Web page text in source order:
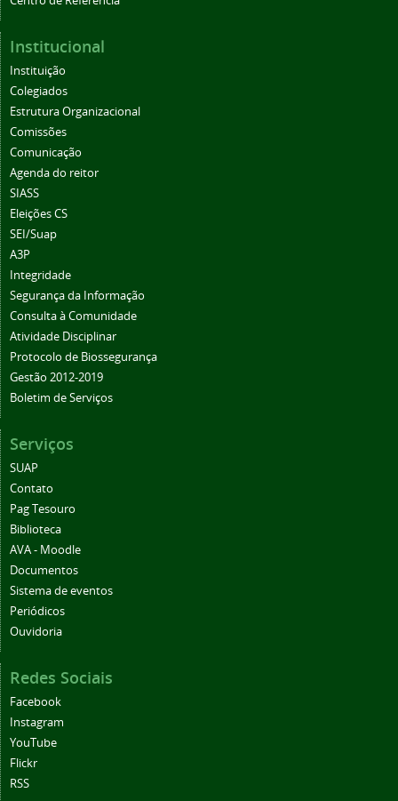
Institucional
Instituição
Colegiados
Estrutura Organizacional
Comissões
Comunicação
Agenda do reitor
SIASS
Eleições CS
SEI/Suap
A3P
Integridade
Segurança da Informação
Consulta à Comunidade
Atividade Disciplinar
Protocolo de Biossegurança
Gestão 2012-2019
Boletim de Serviços
Serviços
SUAP
Contato
Pag Tesouro
Biblioteca
AVA - Moodle
Documentos
Sistema de eventos
Periódicos
Ouvidoria
Redes Sociais
Facebook
Instagram
YouTube
Flickr
RSS